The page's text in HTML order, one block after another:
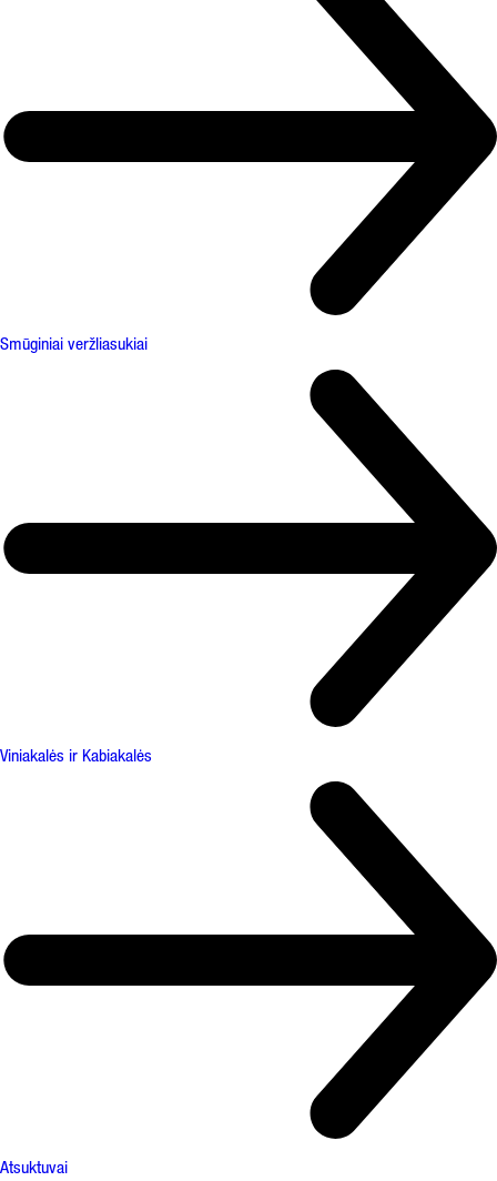
Smūginiai veržliasukiai
Viniakalės ir Kabiakalės
Atsuktuvai